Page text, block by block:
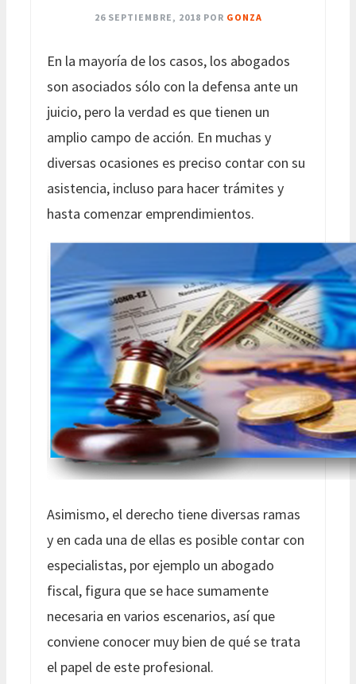
26 SEPTIEMBRE, 2018 POR GONZA
En la mayoría de los casos, los abogados
son asociados sólo con la defensa ante un
juicio, pero la verdad es que tienen un
amplio campo de acción. En muchas y
diversas ocasiones es preciso contar con su
asistencia, incluso para hacer trámites y
hasta comenzar emprendimientos.
Asimismo, el derecho tiene diversas ramas
y en cada una de ellas es posible contar con
especialistas, por ejemplo un abogado
fiscal, figura que se hace sumamente
necesaria en varios escenarios, así que
conviene conocer muy bien de qué se trata
el papel de este profesional.